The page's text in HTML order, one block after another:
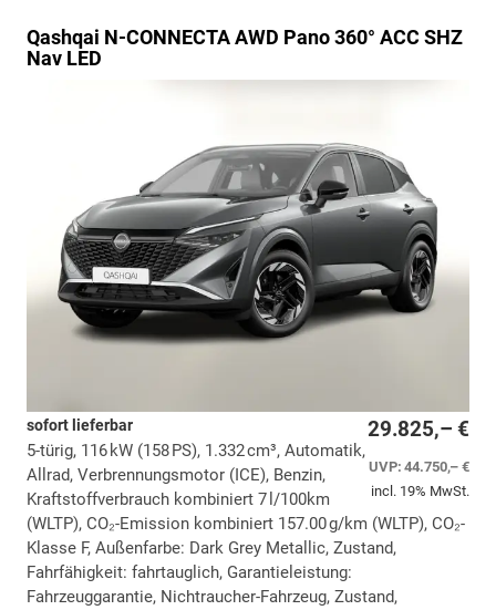
Qashqai N-CONNECTA AWD Pano 360° ACC SHZ
Nav LED
29.825,– €
UVP:44.750,– €
incl. 19% MwSt.
sofort lieferbar
5-türig, 116 kW (158 PS), 1.332 cm³, Automatik,
Allrad, Verbrennungsmotor (ICE), Benzin,
Kraftstoffverbrauch kombiniert 7 l/100km
(WLTP), CO₂-Emission kombiniert 157.00 g/km (WLTP), CO₂-
Klasse F, Außenfarbe: Dark Grey Metallic, Zustand,
Fahrfähigkeit: fahrtauglich, Garantieleistung:
Fahrzeuggarantie, Nichtraucher-Fahrzeug, Zustand,